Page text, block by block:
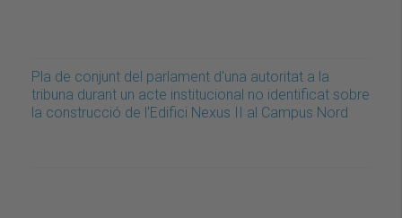
Pla de conjunt del parlament d'una autoritat a la
tribuna durant un acte institucional no identificat sobre
la construcció de l'Edifici Nexus II al Campus Nord